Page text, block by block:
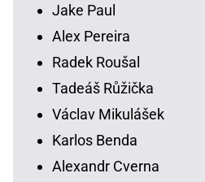
Jake Paul
Alex Pereira
Radek Roušal
Tadeáš Růžička
Václav Mikulášek
Karlos Benda
Alexandr Cverna